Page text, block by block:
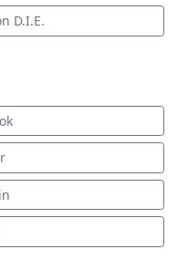
D.I.E.